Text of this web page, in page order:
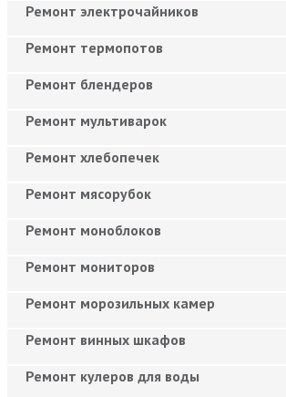
Ремонт электрочайников
Ремонт термопотов
Ремонт блендеров
Ремонт мультиварок
Ремонт хлебопечек
Ремонт мясорубок
Ремонт моноблоков
Ремонт мониторов
Ремонт морозильных камер
Ремонт винных шкафов
Ремонт кулеров для воды